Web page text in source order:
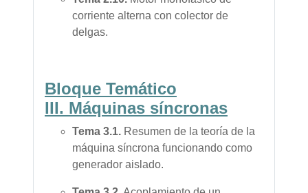
corriente alterna con colector de
delgas.
Bloque Temático
III. Máquinas síncronas
Tema 3.1. Resumen de la teoría de la
máquina síncrona funcionando como
generador aislado.